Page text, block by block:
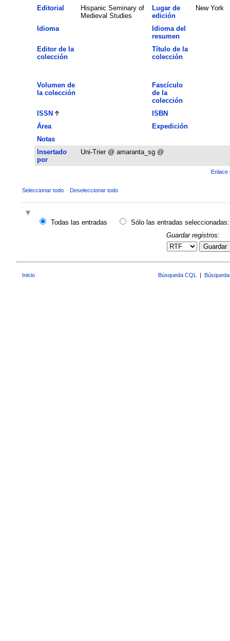
Editorial
Hispanic Seminary of
Medieval Studies
Lugar de
edición
New York
Idioma
Idioma del
resumen
Editor de la
colección
Título de la
colección
Volumen de
la colección
Fascículo
de la
colección
ISSN
ISBN
Área
Expedición
Notas
Insertado
por
Uni-Trier @ amaranta_sg @
Enlace
Seleccionar todo Deseleccionar todo
Todas las entradas
Sólo las entradas seleccionadas:
Guardar registros:
Guardar
Inicio Búsqueda CQL